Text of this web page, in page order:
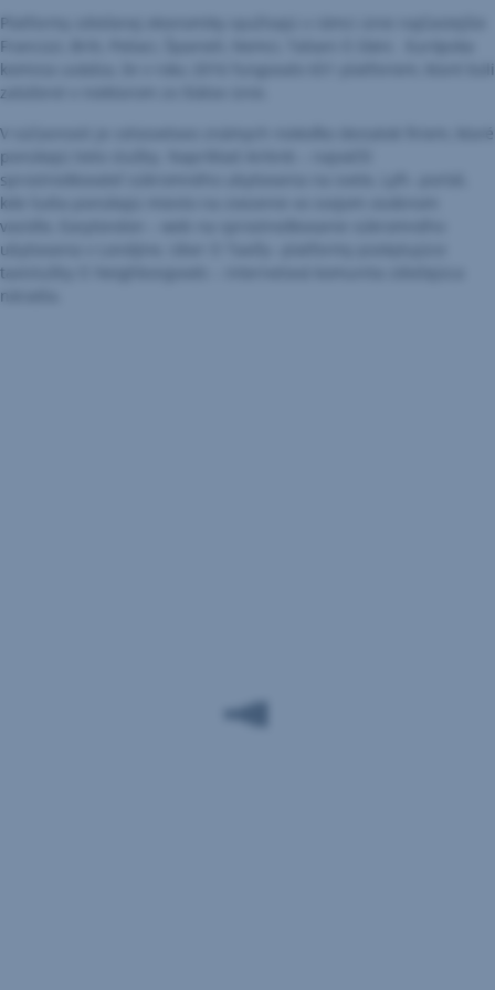
Platformy zdieľanej ekonomiky využívajú v rámci únie najčastejšie
Francúzi, Briti, Poliaci, Španieli, Nemci, Taliani či Dáni. Európska
komisia uvádza, že v roku 2016 fungovalo 651 platforiem, ktoré boli
založené v niektorom zo štátov únie.
V súčasnosti je celosvetovo známych niekoľko desiatok firiem, ktoré
ponúkajú tieto služby. Napríklad Airbnb – najväčší
sprostredkovateľ súkromného ubytovania na svete, Lyft– portál,
kde ľudia ponúkajú miesto na zvezenie vo svojom osobnom
vozidle, Easylondon – web na sprostredkovanie súkromného
ubytovania v Londýne, Uber či Taxify– platformy poskytujúce
taxislužby či Neighborgoods – internetová komunita zdieľajúca
náradia.